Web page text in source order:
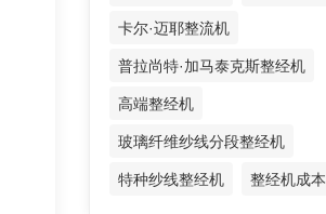
卡尔·迈耶整流机
普拉尚特·加马泰克斯整经机
高端整经机
玻璃纤维纱线分段整经机
特种纱线整经机 整经机成本